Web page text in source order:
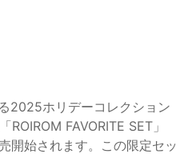
2025ホリデーコレクション
FAVORITE SET」
開始されます。この限定セッ